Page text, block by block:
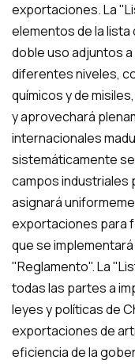
exportaciones. La
elementos de la
doble uso adjuntos
diferentes niveles,
químicos y de
y aprovechará
internacionales
sistemáticamente
campos industriales
asignará
exportaciones para
que se
"Reglamento". La
todas las partes a
leyes y políticas de
exportaciones de
eficiencia de la